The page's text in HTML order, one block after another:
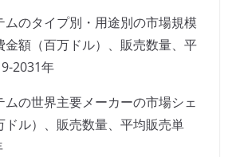
ムのタイプ別・用途別の市場規模
金額（百万ドル）、販売数量、平
2031年
ムの世界主要メーカーの市場シェ
ドル）、販売数量、平均販売単